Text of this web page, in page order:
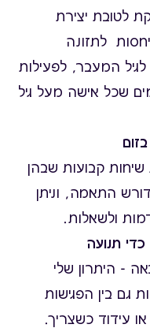
לטובת יצירת
לתזונה
המעבר, לפעילות
שכל אישה מעל גיל
קבועות שבהן
התאמה, וניתן
ולשאלות.
כדי תנועה
- היתרון שלי
גם בין הפגישות
או עידוד כשצריך.